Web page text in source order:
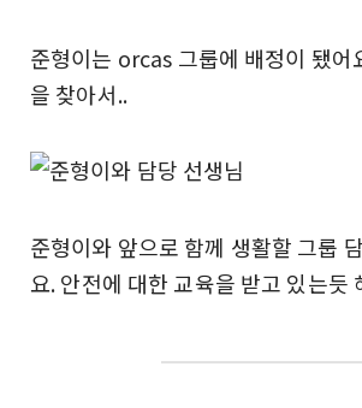
준형이는 orcas 그룹에 배정이 됐어
을 찾아서..
준형이와 앞으로 함께 생활할 그룹
요. 안전에 대한 교육을 받고 있는듯